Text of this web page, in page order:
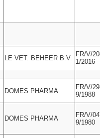
LE VET. BEHEER B.V.
FR/V/
1/2016
DOMES PHARMA
FR/V/
9/1988
DOMES PHARMA
FR/V/
9/1980